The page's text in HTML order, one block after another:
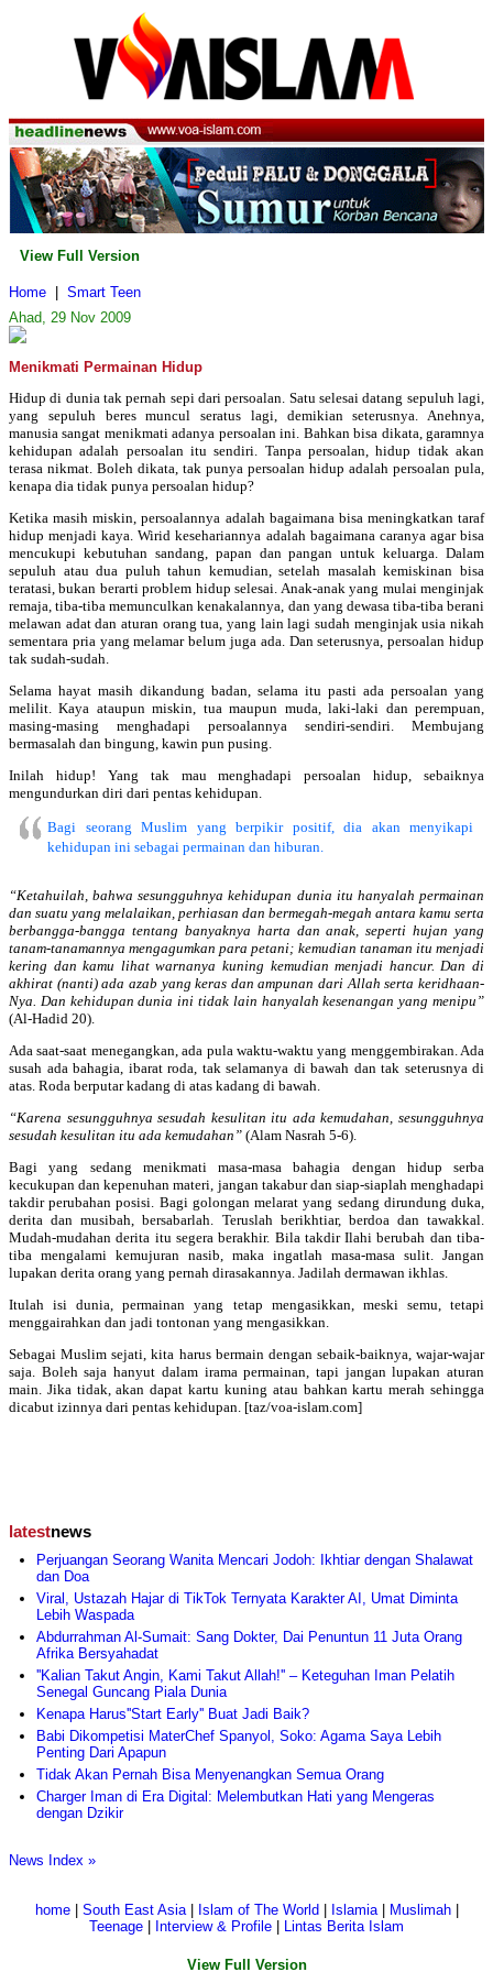
View Full Version
Home
Smart Teen
Ahad, 29 Nov 2009
Menikmati Permainan Hidup
Hidup di dunia tak pernah sepi dari persoalan. Satu selesai datang sepuluh lagi,
yang sepuluh beres muncul seratus lagi, demikian seterusnya. Anehnya,
manusia sangat menikmati adanya persoalan ini. Bahkan bisa dikata, garamnya
kehidupan adalah persoalan itu sendiri. Tanpa persoalan, hidup tidak akan
terasa nikmat. Boleh dikata, tak punya persoalan hidup adalah persoalan pula,
kenapa dia tidak punya persoalan hidup?
Ketika masih miskin, persoalannya adalah bagaimana bisa meningkatkan taraf
hidup menjadi kaya.Wirid kesehariannya adalah bagaimana caranya agar bisa
mencukupi kebutuhan sandang, papan dan pangan untuk keluarga. Dalam
sepuluh atau dua puluh tahun kemudian, setelah masalah kemiskinan bisa
teratasi, bukan berarti problem hidup selesai. Anak-anak yang mulai menginjak
remaja, tiba-tiba memunculkan kenakalannya, dan yang dewasa tiba-tiba berani
melawan adat dan aturan orang tua, yang lain lagi sudah menginjak usia nikah
sementara pria yang melamar belum juga ada. Dan seterusnya, persoalan hidup
tak sudah-sudah.
Selama hayat masih dikandung badan, selama itu pasti ada persoalan yang
melilit. Kaya ataupun miskin, tua maupun muda, laki-laki dan perempuan,
masing-masing menghadapi persoalannya sendiri-sendiri. Membujang
bermasalah dan bingung, kawin pun pusing.
Inilah hidup! Yang tak mau menghadapi persoalan hidup, sebaiknya
mengundurkan diri dari pentas kehidupan.
Bagi seorang Muslim yang berpikir positif, dia akan menyikapi
kehidupan ini sebagai permainan dan hiburan.
“Ketahuilah, bahwa sesungguhnya kehidupan dunia itu hanyalah permainan
dan suatu yang melalaikan, perhiasan dan bermegah-megah antara kamu serta
berbangga-bangga tentang banyaknya harta dan anak, seperti hujan yang
tanam-tanamannya mengagumkan para petani; kemudian tanaman itu menjadi
kering dan kamu lihat warnanya kuning kemudian menjadi hancur. Dan di
akhirat (nanti) ada azab yang keras dan ampunan dari Allah serta keridhaan-
Nya. Dan kehidupan dunia ini tidak lain hanyalah kesenangan yang menipu”
(Al-Hadid 20).
Ada saat-saat menegangkan, ada pula waktu-waktu yang menggembirakan. Ada
susah ada bahagia, ibarat roda, tak selamanya di bawah dan tak seterusnya di
atas. Roda berputar kadang di atas kadang di bawah.
“Karena sesungguhnya sesudah kesulitan itu ada kemudahan, sesungguhnya
sesudah kesulitan itu ada kemudahan” (Alam Nasrah 5-6).
Bagi yang sedang menikmati masa-masa bahagia dengan hidup serba
kecukupan dan kepenuhan materi, jangan takabur dan siap-siaplah menghadapi
takdir perubahan posisi. Bagi golongan melarat yang sedang dirundung duka,
derita dan musibah, bersabarlah. Teruslah berikhtiar, berdoa dan tawakkal.
Mudah-mudahan derita itu segera berakhir. Bila takdir Ilahi berubah dan tiba-
tiba mengalami kemujuran nasib, maka ingatlah masa-masa sulit. Jangan
lupakan derita orang yang pernah dirasakannya. Jadilah dermawan ikhlas.
Itulah isi dunia, permainan yang tetap mengasikkan, meski semu, tetapi
menggairahkan dan jadi tontonan yang mengasikkan.
Sebagai Muslim sejati, kita harus bermain dengan sebaik-baiknya, wajar-wajar
saja. Boleh saja hanyut dalam irama permainan, tapi jangan lupakan aturan
main. Jika tidak, akan dapat kartu kuning atau bahkan kartu merah sehingga
dicabut izinnya dari pentas kehidupan. [taz/voa-islam.com]
latestnews
Perjuangan Seorang Wanita Mencari Jodoh: Ikhtiar dengan Shalawat
dan Doa
Viral, Ustazah Hajar di TikTok Ternyata Karakter AI, Umat Diminta
Lebih Waspada
Abdurrahman Al-Sumait: Sang Dokter, Dai Penuntun 11 Juta Orang
Afrika Bersyahadat
''Kalian Takut Angin, Kami Takut Allah!'' – Keteguhan Iman Pelatih
Senegal Guncang Piala Dunia
Kenapa Harus''Start Early'' Buat Jadi Baik?
Babi Dikompetisi MaterChef Spanyol, Soko: Agama Saya Lebih
Penting Dari Apapun
Tidak Akan Pernah Bisa Menyenangkan Semua Orang
Charger Iman di Era Digital: Melembutkan Hati yang Mengeras
dengan Dzikir
News Index »
home| South East Asia| Islam of The World Islamia| Muslimah|
Teenage
Interview & Profile Lintas Berita Islam
View Full Version